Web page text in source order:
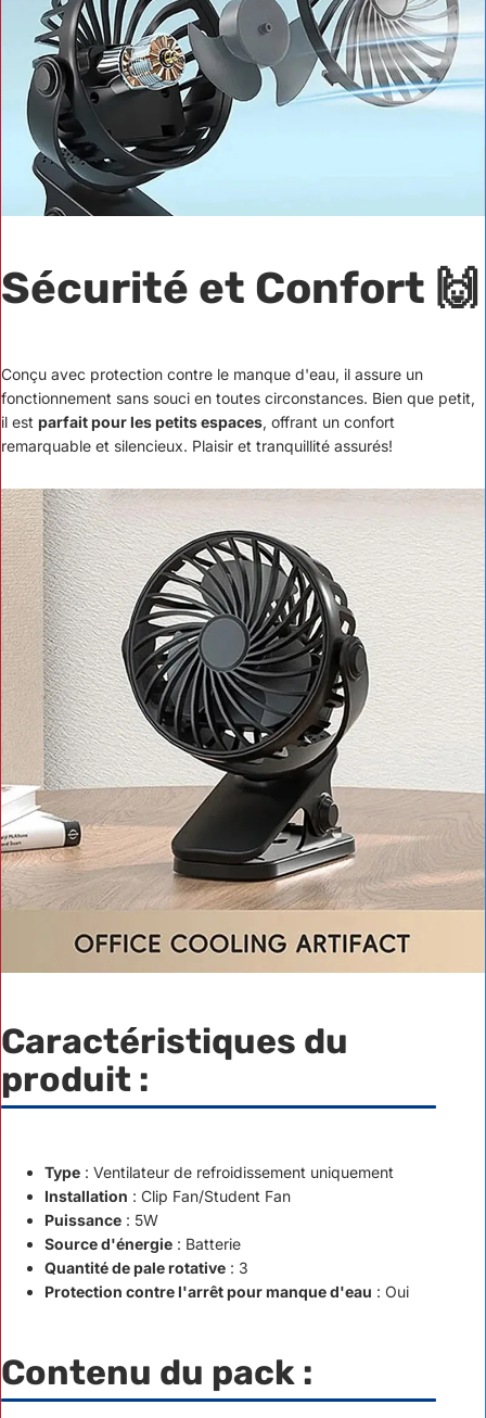
Sécurité et Confort 🙌
Conçu avec protection contre le manque d'eau, il assure un
fonctionnement sans souci en toutes circonstances. Bien que petit,
il est parfait pour les petits espaces, offrant un confort
remarquable et silencieux. Plaisir et tranquillité assurés!
Caractéristiques du
produit :
Type : Ventilateur de refroidissement uniquement
Installation : Clip Fan/Student Fan
Puissance : 5W
Source d'énergie : Batterie
Quantité de pale rotative : 3
Protection contre l'arrêt pour manque d'eau : Oui
Contenu du pack :